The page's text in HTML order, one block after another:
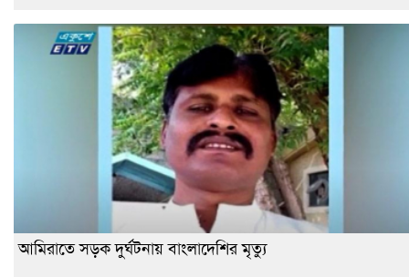
আমিরাতে সড়ক দুর্ঘটনায় বাংলাদেশির মৃত্যু